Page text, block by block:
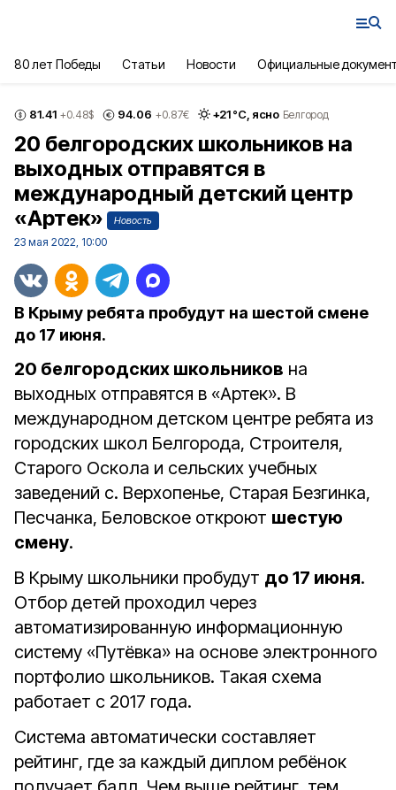
80 лет Победы Статьи Новости Официальные
81.41 +0.48$ 94.06 +0.87€ +21°С, ясно Белгород
20 белгородских школьников на
выходных отправятся в
международный детский центр
«Артек»
Новость
23 мая 2022, 10:00
В Крыму ребята пробудут на шестой смене
до 17 июня.
20 белгородских школьников на
выходных отправятся в «Артек». В
международном детском центре ребята из
городских школ Белгорода, Строителя,
Старого Оскола и сельских учебных
заведений с. Верхопенье, Старая Безгинка,
Песчанка, Беловское откроют шестую
смену.
В Крыму школьники пробудут до 17 июня.
Отбор детей проходил через
автоматизированную информационную
систему «Путёвка» на основе электронного
портфолио школьников. Такая схема
работает с 2017 года.
Система автоматически составляет
рейтинг, где за каждый диплом ребёнок